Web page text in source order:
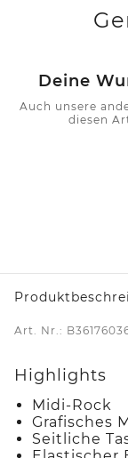
Deine
Auch unsere
diesen
Art. Nr.:
Highlights
Midi-Rock
Grafisches
Seitliche